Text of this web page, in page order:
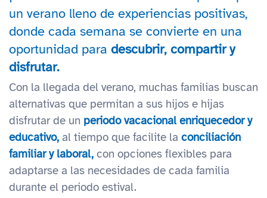
un verano lleno de experiencias positivas,
donde cada semana se convierte en una
oportunidad para descubrir, compartir y
disfrutar.
Con la llegada del verano, muchas familias buscan
alternativas que permitan a sus hijos e hijas
disfrutar de un periodo vacacional enriquecedor y
educativo, al tiempo que facilite la conciliación
familiar y laboral, con opciones flexibles para
adaptarse a las necesidades de cada familia
durante el periodo estival.